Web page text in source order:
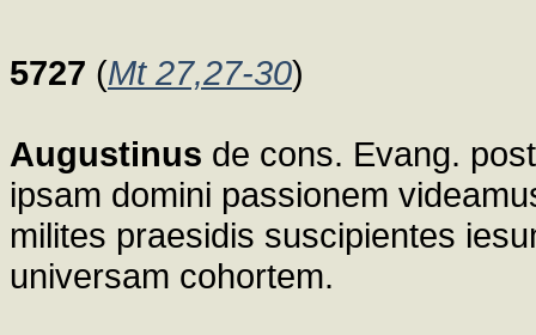
5727 (Mt 27,27-30)
Augustinus de cons. Evang.
ipsam domini passionem
milites praesidis suscipientes
universam cohortem.